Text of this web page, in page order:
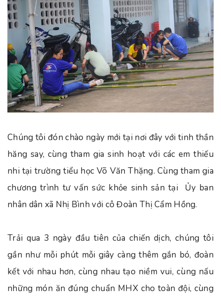
Chúng tôi đón chào ngày mới tại nơi đây với tinh thần
hăng say, cùng tham gia sinh hoạt với các em thiếu
nhi tại trường tiểu học Võ Văn Thặng. Cùng tham gia
chương trình tư vấn sức khỏe sinh sản tại Ủy ban
nhân dân xã Nhị Bình với cô Đoàn Thị Cẩm Hồng.
Trải qua 3 ngày đầu tiên của chiến dịch, chúng tôi
gần như mỗi phút mỗi giây càng thêm gắn bó, đoàn
kết với nhau hơn, cùng nhau tạo niềm vui, cùng nấu
những món ăn đúng chuẩn MHX cho toàn đội, cùng